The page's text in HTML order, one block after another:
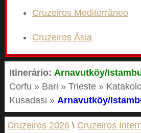
Cruzeiros Mediterrâneo
Cruzeiros Ásia
Itinerário: Arnavutköy/
Corfu » Bari » Trieste »
Kusadasi » Arnavutköy/
Cruzeiros 2026 Cruzeiros